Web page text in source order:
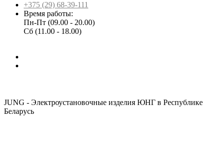
+375 (29) 68-39-111
Время работы:
Пн-Пт (09.00 - 20.00)
Сб (11.00 - 18.00)
JUNG - Электроустановочные изделия ЮНГ в Республике
Беларусь